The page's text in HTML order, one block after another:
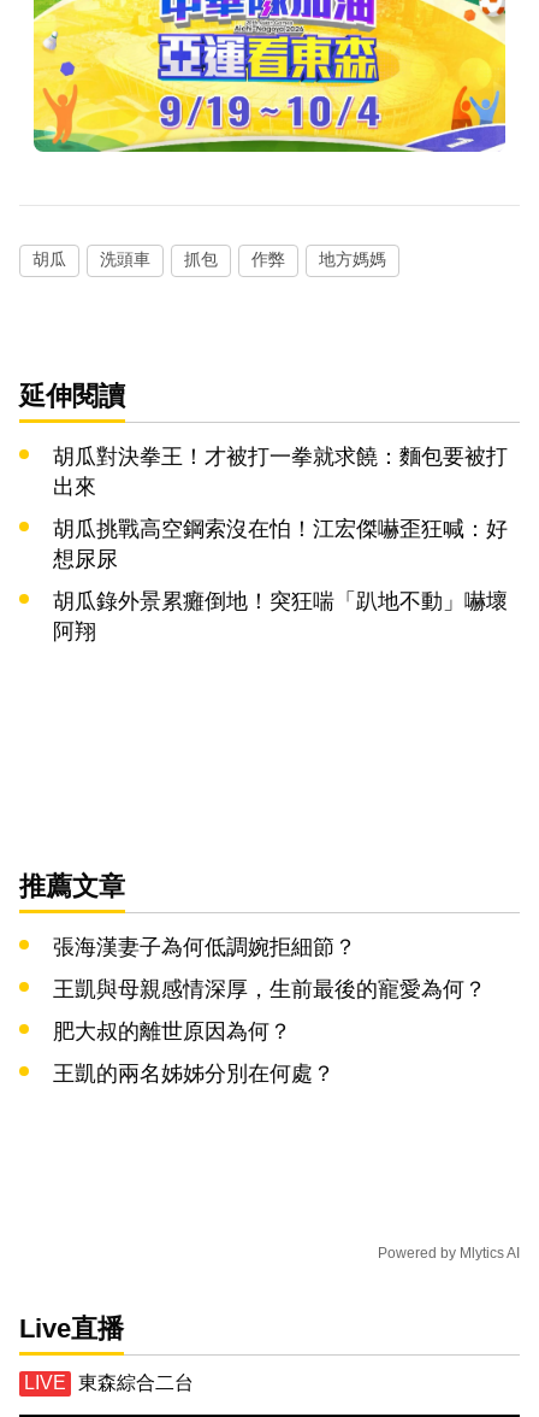
胡瓜 洗頭車 抓包 作弊 地方媽媽
延伸閱讀
胡瓜對決拳王！才被打一拳就求饒：麵包要被打
出來
胡瓜挑戰高空鋼索沒在怕！江宏傑嚇歪狂喊：好
想尿尿
胡瓜錄外景累癱倒地！突狂喘「趴地不動」嚇壞
阿翔
推薦文章
張海漢妻子為何低調婉拒細節？
王凱與母親感情深厚，生前最後的寵愛為何？
肥大叔的離世原因為何？
王凱的兩名姊姊分別在何處？
Powered by Mlytics AI
Live直播
東森綜合二台